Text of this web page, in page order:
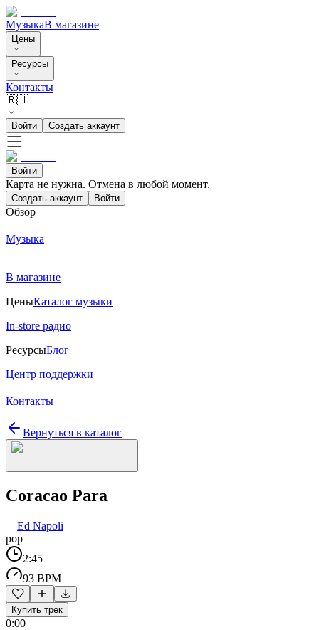
МузыкаВ магазине
Цены
Ресурсы
Контакты
🇷🇺
Войти Создать аккаунт
Войти
Карта не нужна. Отмена в любой момент.
Создать аккаунт Войти
Обзор
Музыка
В магазине
ЦеныКаталог музыки
In-store радио
РесурсыБлог
Центр поддержки
Контакты
Вернуться в каталог
Coracao Para
—Ed Napoli
pop
2:45
93 BPM
Купить трек
0:00